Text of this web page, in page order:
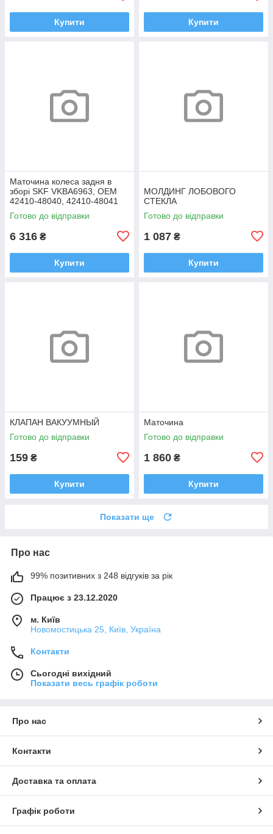
Купити Купити
Маточина колеса задня в
зборі SKF VKBA6963, OEM
42410-48040, 42410-48041
Highlander, RX
Готово до відправки
6 316 ₴
Купити
МОЛДИНГ ЛОБОВОГО
СТЕКЛА
Готово до відправки
1 087 ₴
Купити
КЛАПАН ВАКУУМНЫЙ
Готово до відправки
159 ₴
Купити
Маточина
Готово до відправки
1 860 ₴
Купити
Показати ще
Про нас
99% позитивних з 248 відгуків за рік
Працює з 23.12.2020
м. Київ
Новомостицька 25, Київ, Україна
Контакти
Сьогодні вихідний
Показати весь графік роботи
Про нас
Контакти
Доставка та оплата
Графік роботи